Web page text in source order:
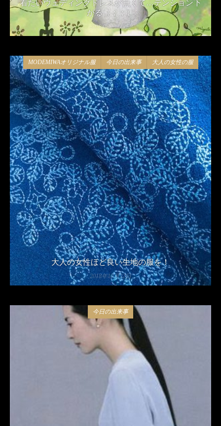
着たいウェディングドレスが無くて…テンション下
がる（；；）
2018年11月15日
MODEMIWAオリジナル服 今日の出来事 大人の女性の服
大人の女性ほど良い生地の服を！
2018年10月22日
今日の出来事